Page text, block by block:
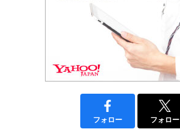
フォロー フォロー